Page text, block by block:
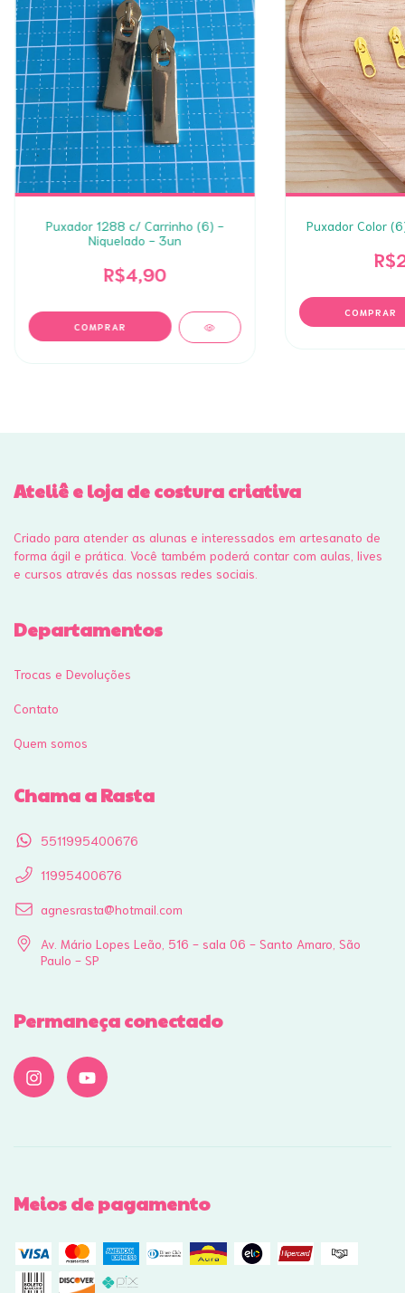
Puxador 1288 c/ Carrinho (6) -
Niquelado - 3un
R$4,90
Puxador Color
Ateliê e loja de costura criativa
Criado para atender as alunas e interessados em artesanato de
forma ágil e prática. Você também poderá contar com aulas, lives
e cursos através das nossas redes sociais.
Departamentos
Trocas e Devoluções
Contato
Quem somos
Chama a Rasta
5511995400676
11995400676
agnesrasta@hotmail.com
Av. Mário Lopes Leão, 516 - sala 06 - Santo Amaro, São
Paulo - SP
Permaneça conectado
Meios de pagamento